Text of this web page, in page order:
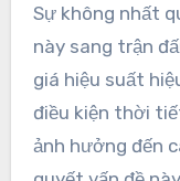
Sự không nhất
này sang trận
giá hiệu suất
điều kiện thời
ảnh hưởng đến